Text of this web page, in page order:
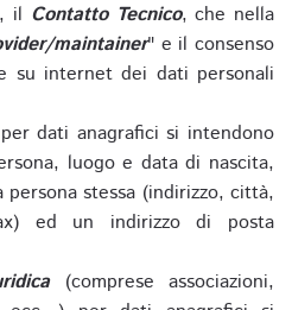
il Contatto Tecnico, che nella
maintainer" e il consenso
su internet dei dati personali
dati anagrafici si intendono
luogo e data di nascita,
stessa (indirizzo, città,
ed un indirizzo di posta
(comprese associazioni,